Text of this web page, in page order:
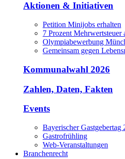
Aktionen & Initiativen
Petition Minijobs erhalten
7 Prozent Mehrwertsteuer
Olympiabewerbung
Gemeinsam gegen
Kommunalwahl 2026
Zahlen, Daten, Fakten
Events
Bayerischer Gastgebertag
Gastrofrühling
Web-Veranstaltungen
Branchenrecht